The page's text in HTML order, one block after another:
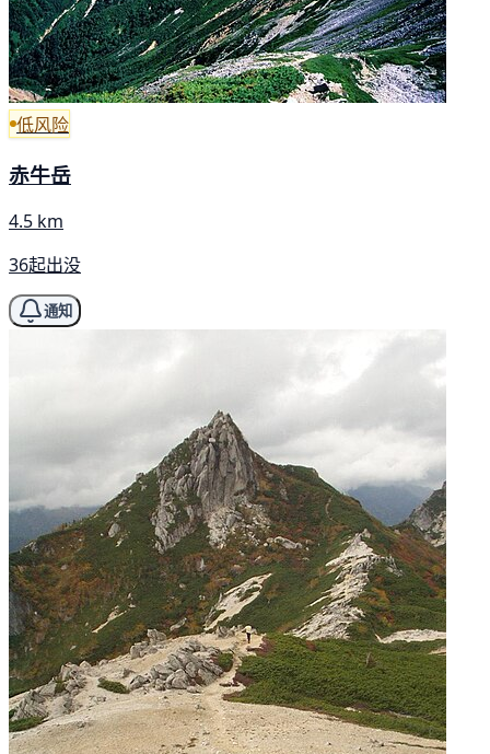
低风险
赤牛岳
4.5 km
36起出没
通知